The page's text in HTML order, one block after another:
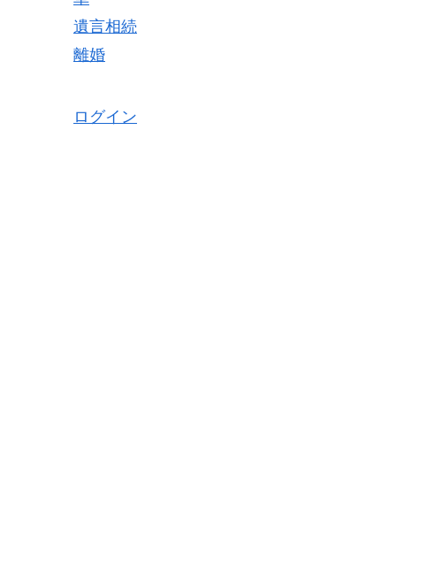
遺言相続
離婚
ログイン